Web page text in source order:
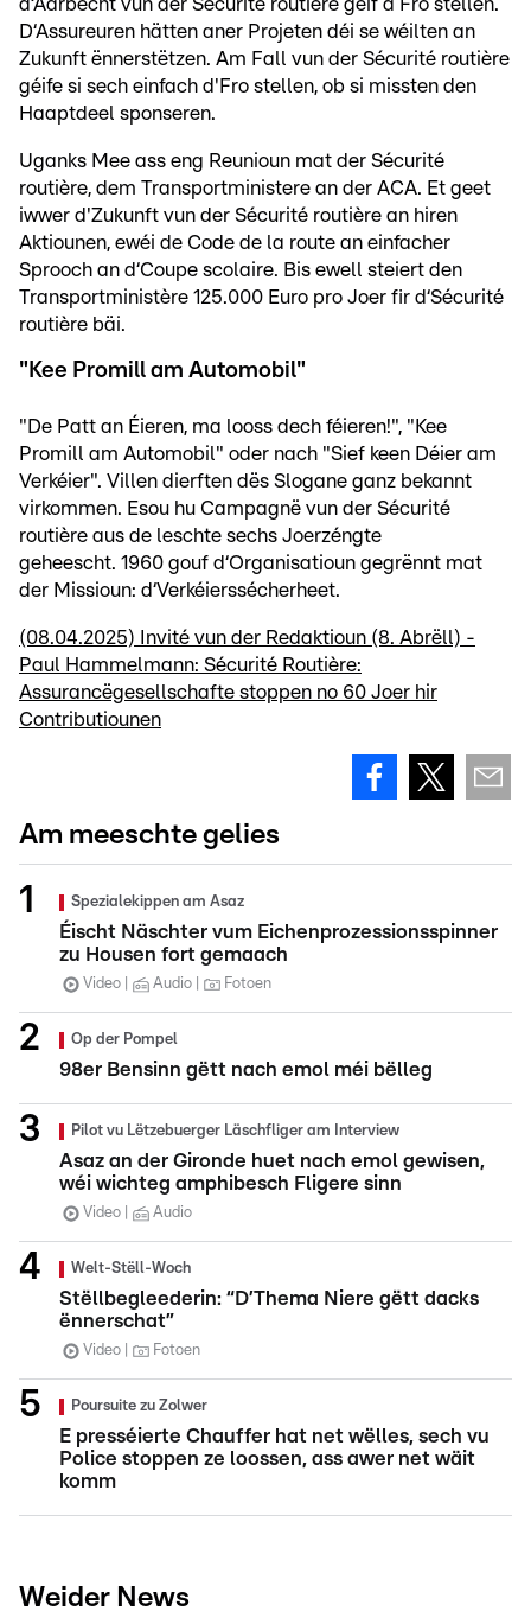
d‘Aarbecht vun der Sécurité routière géif a Fro stellen.
D‘Assureuren hätten aner Projeten déi se wéilten an
Zukunft ënnerstëtzen. Am Fall vun der Sécurité routière
géife si sech einfach d'Fro stellen, ob si missten den
Haaptdeel sponseren.
Uganks Mee ass eng Reunioun mat der Sécurité
routière, dem Transportministere an der ACA. Et geet
iwwer d'Zukunft vun der Sécurité routière an hiren
Aktiounen, ewéi de Code de la route an einfacher
Sprooch an d‘Coupe scolaire. Bis ewell steiert den
Transportministère 125.000 Euro pro Joer fir d‘Sécurité
routière bäi.
"Kee Promill am Automobil"
"De Patt an Éieren, ma looss dech féieren!", "Kee
Promill am Automobil" oder nach "Sief keen Déier am
Verkéier". Villen dierften dës Slogane ganz bekannt
virkommen. Esou hu Campagnë vun der Sécurité
routière aus de leschte sechs Joerzéngte
geheescht. 1960 gouf d‘Organisatioun gegrënnt mat
der Missioun: d‘Verkéierssécherheet.
(08.04.2025) Invité vun der Redaktioun (8. Abrëll) -
Paul Hammelmann: Sécurité Routière:
Assurancëgesellschafte stoppen no 60 Joer hir
Contributiounen
Am meeschte gelies
Spezialekippen am Asaz
Éischt Näschter vum Eichenprozessionsspinner
zu Housen fort gemaach
Video Audio Fotoen
Op der Pompel
98er Bensinn gëtt nach emol méi bëlleg
Pilot vu Lëtzebuerger Läschfliger am Interview
Asaz an der Gironde huet nach emol gewisen,
wéi wichteg amphibesch Fligere sinn
Video Audio
Welt-Stëll-Woch
Stëllbegleederin: “D’Thema Niere gëtt dacks
ënnerschat”
Video Fotoen
Poursuite zu Zolwer
E presséierte Chauffer hat net wëlles, sech vu
Police stoppen ze loossen, ass awer net wäit
komm
Weider News